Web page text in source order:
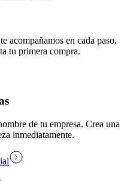
acompañamos en cada paso.
tu primera compra.
de tu empresa. Crea una
inmediatamente.